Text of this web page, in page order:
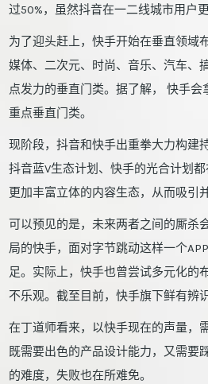
过50%，虽然抖音在一二线城市用户
为了迎头赶上，快手开始在垂直领域
媒体、二次元、时尚、音乐、汽车、
点发力的垂直门类。据了解， 快手
重点垂直门类。
现阶段，抖音和快手出重拳大力构建
抖音蓝V生态计划、快手的光合计划
更加丰富立体的内容生态，从而吸引
可以预见的是，未来两者之间的厮杀
局的快手，面对字节跳动这样一个
足。实际上，快手也曾尝试多元化的
不乐观。截至目前，快手旗下鲜有辨
在丁道师看来，以快手现在的声量，
既需要出色的产品设计能力，又需要
的难度，失败也在所难免。